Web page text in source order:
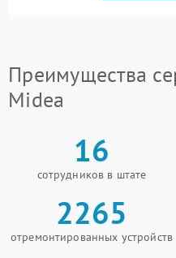
Преимущества
Midea
16
сотрудников в штате
2265
отремонтированных устройств